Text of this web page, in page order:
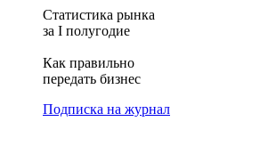
Статистика рынка
за I полугодие
Как правильно
передать бизнес
Подписка на журнал